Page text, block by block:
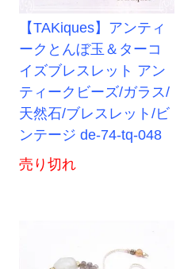
【TAKiques】アンティ
ークとんぼ玉＆ターコ
イズブレスレット アン
ティークビーズ/ガラス/
天然石/ブレスレット/ビ
ンテージ de-74-tq-048
売り切れ